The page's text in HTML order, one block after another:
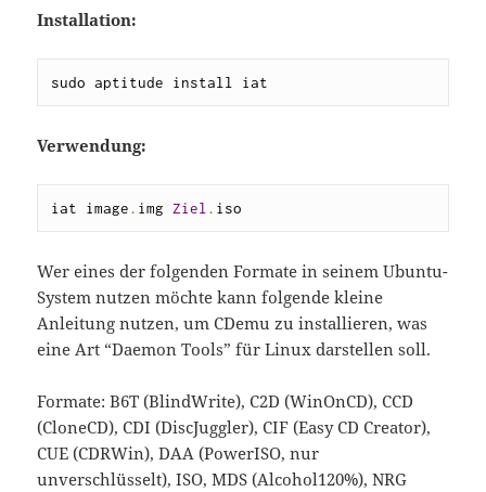
Installation:
sudo aptitude install iat
Verwendung:
iat image. img Ziel. iso
Wer eines der folgenden Formate in seinem Ubuntu-
System nutzen möchte kann folgende kleine
Anleitung nutzen, um CDemu zu installieren, was
eine Art “Daemon Tools” für Linux darstellen soll.
Formate: B6T (BlindWrite), C2D (WinOnCD), CCD
(CloneCD), CDI (DiscJuggler), CIF (Easy CD Creator),
CUE (CDRWin), DAA (PowerISO, nur
unverschlüsselt), ISO, MDS (Alcohol120%), NRG